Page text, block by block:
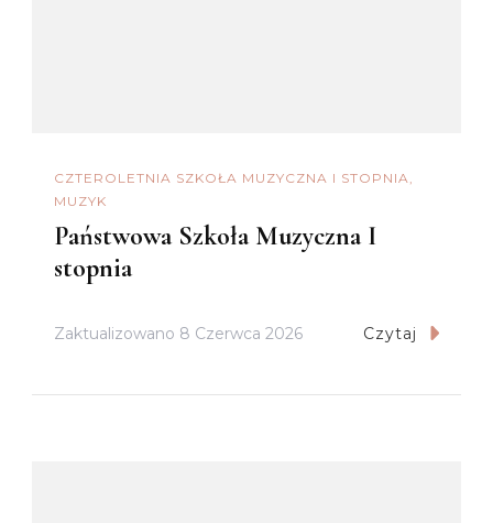
CZTEROLETNIA SZKOŁA MUZYCZNA I STOPNIA
MUZYK
Państwowa Szkoła Muzyczna I
stopnia
Zaktualizowano 8 Czerwca 2026 Czytaj